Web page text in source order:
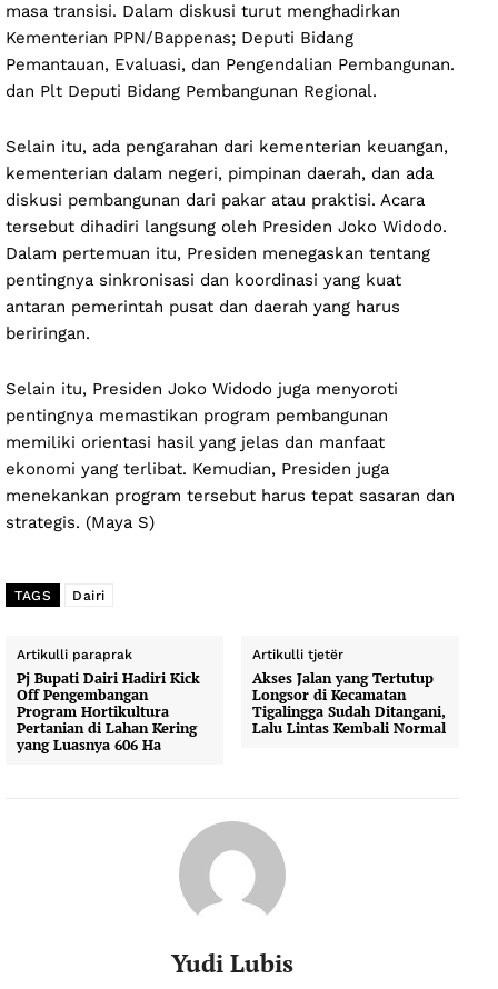
masa transisi. Dalam diskusi turut menghadirkan
Kementerian PPN/Bappenas; Deputi Bidang
Pemantauan, Evaluasi, dan Pengendalian Pembangunan.
dan Plt Deputi Bidang Pembangunan Regional.
Selain itu, ada pengarahan dari kementerian keuangan,
kementerian dalam negeri, pimpinan daerah, dan ada
diskusi pembangunan dari pakar atau praktisi. Acara
tersebut dihadiri langsung oleh Presiden Joko Widodo.
Dalam pertemuan itu, Presiden menegaskan tentang
pentingnya sinkronisasi dan koordinasi yang kuat
antaran pemerintah pusat dan daerah yang harus
beriringan.
Selain itu, Presiden Joko Widodo juga menyoroti
pentingnya memastikan program pembangunan
memiliki orientasi hasil yang jelas dan manfaat
ekonomi yang terlibat. Kemudian, Presiden juga
menekankan program tersebut harus tepat sasaran dan
strategis. (Maya S)
TAGS Dairi
Artikulli paraprak
Pj Bupati Dairi Hadiri Kick
Off Pengembangan
Program Hortikultura
Pertanian di Lahan Kering
yang Luasnya 606 Ha
Artikulli tjetër
Akses Jalan yang Tertutup
Longsor di Kecamatan
Tigalingga Sudah Ditangani,
Lalu Lintas Kembali Normal
Yudi Lubis